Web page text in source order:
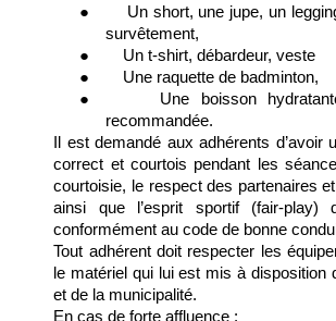
●
Un short, une jupe, un
survêtement,
●
Un t-shirt, débardeur, veste
●
Une raquette de badminton,
●
Une boisson
recommandée.
Il est demandé aux adhérents d’avoir
correct et courtois pendant les
courtoisie, le respect des partenaires
ainsi que l’esprit sportif (fair-play)
conformément au code de bonne
Tout adhérent doit respecter les
le matériel qui lui est mis à disposition
et de la municipalité.
En cas de forte affluence :